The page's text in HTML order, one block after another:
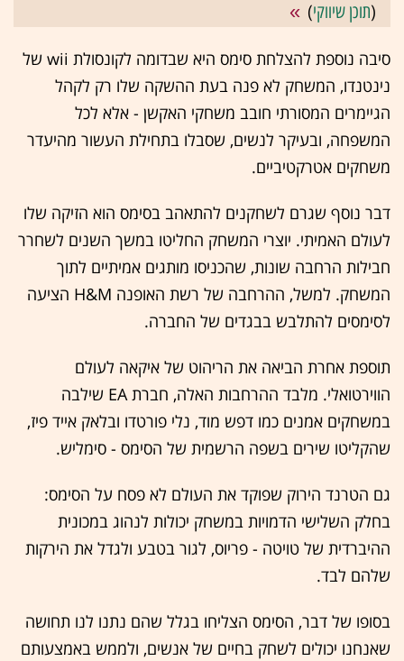
(תוכן שיווקי)
סיבה נוספת להצלחת סימס היא שבדומה לקונסולת wii של
נינטנדו, המשחק לא פנה בעת ההשקה שלו רק לקהל
הגיימרים המסורתי חובב משחקי האקשן - אלא לכל
המשפחה, ובעיקר לנשים, שסבלו בתחילת העשור מהיעדר
משחקים אטרקטיביים.
דבר נוסף שגרם לשחקנים להתאהב בסימס הוא הזיקה שלו
לעולם האמיתי. יוצרי המשחק החליטו במשך השנים לשחרר
חבילות הרחבה שונות, שהכניסו מותגים אמיתיים לתוך
המשחק. למשל, ההרחבה של רשת האופנה H&M הציעה
לסימסים להתלבש בבגדים של החברה.
תוספת אחרת הביאה את הריהוט של איקאה לעולם
הווירטואלי. מלבד ההרחבות האלה, חברת EA שילבה
במשחקים אמנים כמו דפש מוד, נלי פורטדו ובלאק אייד פיז,
שהקליטו שירים בשפה הרשמית של הסימס - סימליש.
גם הטרנד הירוק שפוקד את העולם לא פסח על הסימס:
בחלק השלישי הדמויות במשחק יכולות לנהוג במכונית
ההיברדית של טויטה - פריוס, לגור בטבע ולגדל את הירקות
שלהם לבד.
בסופו של דבר, הסימס הצליחו בגלל שהם נתנו לנו תחושה
שאנחנו יכולים לשחק בחיים של אנשים, ולממש באמצעותם